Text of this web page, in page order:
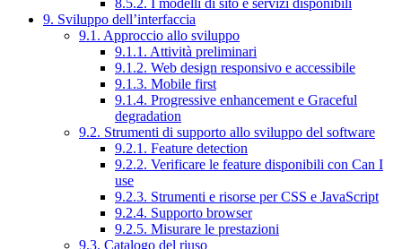
8.5.2. I modelli di sito e servizi disponibili
9. Sviluppo dell’interfaccia
9.1. Approccio allo sviluppo
9.1.1. Attività preliminari
9.1.2. Web design responsivo e accessibile
9.1.3. Mobile first
9.1.4. Progressive enhancement e Graceful
degradation
9.2. Strumenti di supporto allo sviluppo del software
9.2.1. Feature detection
9.2.2. Verificare le feature disponibili con Can I
use
9.2.3. Strumenti e risorse per CSS e JavaScript
9.2.4. Supporto browser
9.2.5. Misurare le prestazioni
9.3. Catalogo del riuso